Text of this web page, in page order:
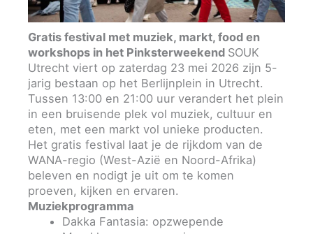
Gratis festival met muziek, markt, food en
workshops in het Pinksterweekend SOUK
Utrecht viert op zaterdag 23 mei 2026 zijn 5-
jarig bestaan op het Berlijnplein in Utrecht.
Tussen 13:00 en 21:00 uur verandert het plein
in een bruisende plek vol muziek, cultuur en
eten, met een markt vol unieke producten.
Het gratis festival laat je de rijkdom van de
WANA-regio (West-Azië en Noord-Afrika)
beleven en nodigt je uit om te komen
proeven, kijken en ervaren.
Muziekprogramma
Dakka Fantasia: opzwepende